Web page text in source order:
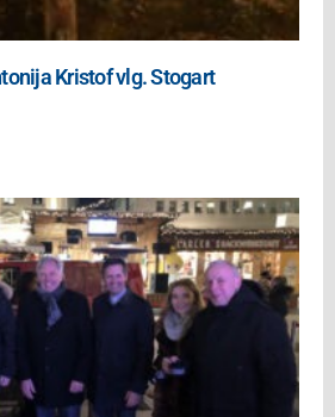
Kristof vlg. Stogart